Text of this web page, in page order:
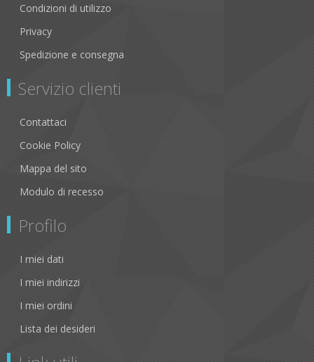
Condizioni di utilizzo
Privacy
Spedizione e consegna
Servizio clienti
Contattaci
Cookie Policy
Mappa del sito
Modulo di recesso
Profilo
I miei dati
I miei indirizzi
I miei ordini
Lista dei desideri